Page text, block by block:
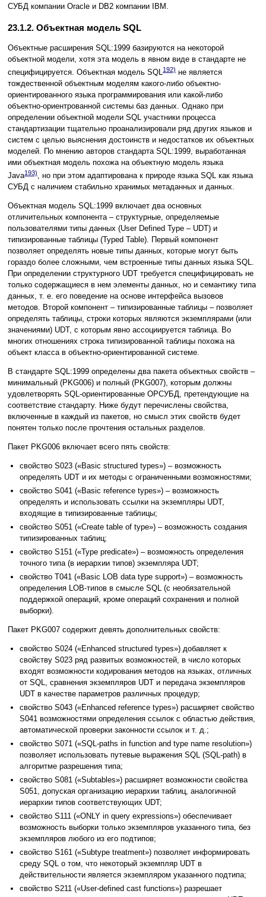
СУБД компании Oracle и DB2 компании IBM.
23.1.2. Объектная модель SQL
Объектные расширения SQL:1999 базируются на некоторой
объектной модели, хотя эта модель в явном виде в стандарте не
специфицируется. Объектная модель SQL
192) не является
тождественной объектным моделям какого-либо объектно-
ориентированного языка программирования или какой-либо
объектно-ориентрованной системы баз данных. Однако при
определении объектной модели SQL участники процесса
стандартизации тщательно проанализировали ряд других языков и
систем с целью выяснения достоинств и недостатков их объектных
моделей. По мнению авторов стандарта SQL:1999, выработанная
ими объектная модель похожа на объектную модель языка
Java193), но при этом адаптирована к природе языка SQL как языка
СУБД с наличием стабильно хранимых метаданных и данных.
Объектная модель SQL:1999 включает два основных
отличительных компонента – структурные, определяемые
пользователями типы данных (User Defined Type – UDT) и
типизированные таблицы (Typed Table). Первый компонент
позволяет определять новые типы данных, которые могут быть
гораздо более сложными, чем встроенные типы данных языка SQL.
При определении структурного UDT требуется специфицировать не
только содержащиеся в нем элементы данных, но и семантику типа
данных, т. е. его поведение на основе интерфейса вызовов
методов. Второй компонент – типизированные таблицы – позволяет
определять таблицы, строки которых являются экземплярами (или
значениями) UDT, с которым явно ассоциируется таблица. Во
многих отношениях строка типизированной таблицы похожа на
объект класса в объектно-ориентированной системе.
В стандарте SQL:1999 определены два пакета объектных свойств –
минимальный (PKG006) и полный (PKG007), которым должны
удовлетворять SQL-ориентированные ОРСУБД, претендующие на
соответствие стандарту. Ниже будут перечислены свойства,
включенные в каждый из пакетов, но смысл этих свойств будет
понятен только после прочтения остальных разделов.
Пакет PKG006 включает всего пять свойств:
свойство S023 («Basic structured types») – возможность
определять UDT и их методы с ограниченными возможностями;
свойство S041 («Basic reference types») – возможность
определять и использовать ссылки на экземпляры UDT,
входящие в типизированные таблицы;
свойство S051 («Create table of type») – возможность создания
типизированных таблиц;
свойство S151 («Type predicate») – возможность определения
точного типа (в иерархии типов) экземпляра UDT;
свойство Т041 («Basic LOB data type support») – возможность
определения LOB-типов в смысле SQL (с необязательной
поддержкой операций, кроме операций сохранения и полной
выборки).
Пакет PKG007 содержит девять дополнительных свойств:
свойство S024 («Enhanced structured types») добавляет к
свойству S023 ряд развитых возможностей, в число которых
входят возможности кодирования методов на языках, отличных
от SQL, сравнения экземпляров UDT и передача экземпляров
UDT в качестве параметров различных процедур;
свойство S043 («Enhanced reference types») расширяет свойство
S041 возможностями определения ссылок с областью действия,
автоматической проверки законности ссылок и т. д.;
свойство S071 («SQL-paths in function and type name resolution»)
позволяет использовать путевые выражения SQL (SQL-path) в
алгоритме разрешения типа;
свойство S081 («Subtables») расширяет возможности свойства
S051, допуская организацию иерархии таблиц, аналогичной
иерархии типов соответствующих UDT;
свойство S111 («ONLY in query expressions») обеспечивает
возможность выборки только экземпляров указанного типа, без
экземпляров любого из его подтипов;
свойство S161 («Subtype treatment») позволяет информировать
среду SQL о том, что некоторый экземпляр UDT в
действительности является экземпляром указанного подтипа;
свойство S211 («User-defined cast functions») разрешает